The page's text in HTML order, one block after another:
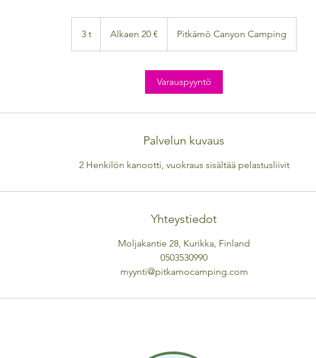
3 t
t
euroaAlkaen 20 € Pitkämö Canyon Camping
Varauspyyntö
Palvelun kuvaus
2 Henkilön kanootti, vuokraus sisältää pelastusliivit
Yhteystiedot
Moljakantie 28, Kurikka, Finland
0503530990
myynti@pitkamocamping.com